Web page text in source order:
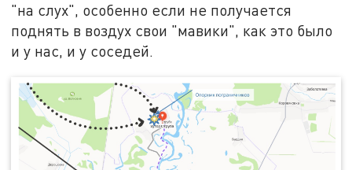
"на слух", особенно если не получается
поднять в воздух свои "мавики", как это было
и у нас, и у соседей.